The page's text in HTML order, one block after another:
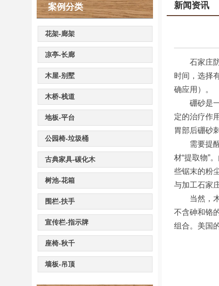
案例分类
花架-廊架
凉亭-长廊
木屋-别墅
木桥-栈道
地板-平台
公园椅-垃圾桶
古典家具-碳化木
树池-花箱
围栏-扶手
宣传栏-指示牌
座椅-秋千
墙板-吊顶
新闻资讯
石家庄防
时间，选择
确应用）。
硼砂是一
定的治疗作
胃部后硼砂
需要提醒
材“提取物”
些锯末的粉
与加工石家
当然，木
不含砷和铬
组合。美国